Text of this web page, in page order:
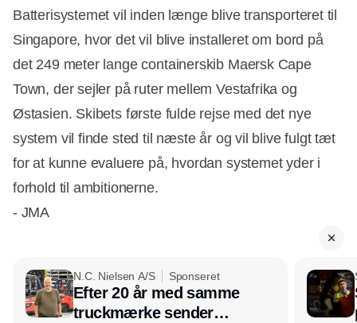
Batterisystemet vil inden længe blive transporteret til
Singapore, hvor det vil blive installeret om bord på
det 249 meter lange containerskib Maersk Cape
Town, der sejler på ruter mellem Vestafrika og
Østasien. Skibets første fulde rejse med det nye
system vil finde sted til næste år og vil blive fulgt tæt
for at kunne evaluere på, hvordan systemet yder i
forhold til ambitionerne.
- JMA
N.C. Nielsen A/S Sponseret
Efter 20 år med samme
truckmærke sender